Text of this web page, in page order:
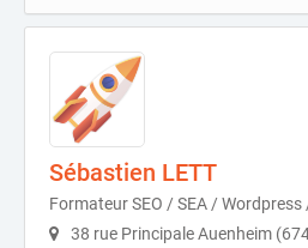
Sébastien LETT
Formateur SEO / SEA /
38 rue Principale Auenheim